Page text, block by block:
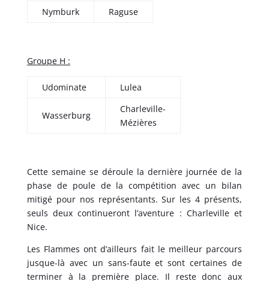
Nymburk Raguse
Groupe H :
Udominate Lulea
Wasserburg
Charleville-
Mézières
Cette semaine se déroule la dernière journée de la
phase de poule de la compétition avec un bilan
mitigé pour nos représentants. Sur les 4 présents,
seuls deux continueront l’aventure : Charleville et
Nice.
Les Flammes ont d’ailleurs fait le meilleur parcours
jusque-là avec un sans-faute et sont certaines de
terminer à la première place. Il reste donc aux